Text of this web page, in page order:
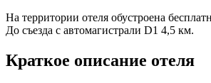
На территории отеля обустроена
До съезда с автомагистрали D1 4,5 км.
Краткое описание отеля